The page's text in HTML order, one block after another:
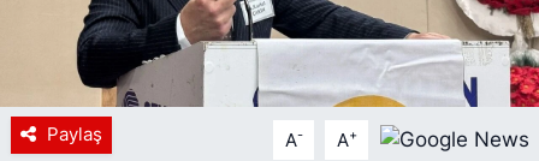
Paylaş A- A+